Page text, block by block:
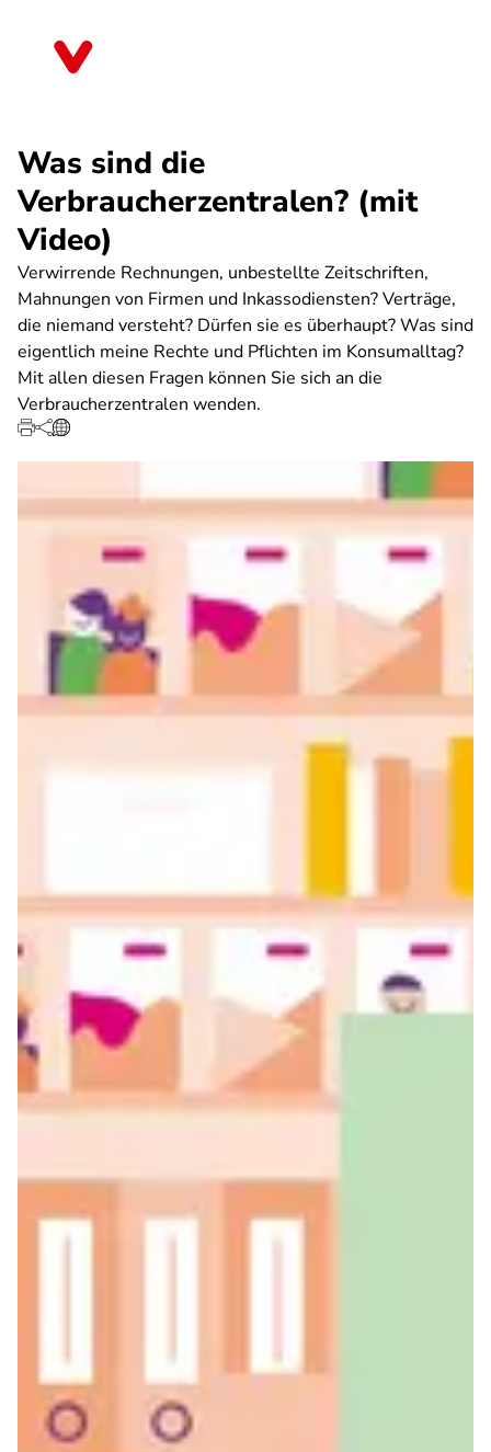
Was sind die
Verbraucherzentralen? (mit
Video)
Verwirrende Rechnungen, unbestellte Zeitschriften,
Mahnungen von Firmen und Inkassodiensten? Verträge,
die niemand versteht? Dürfen sie es überhaupt? Was sind
eigentlich meine Rechte und Pflichten im Konsumalltag?
Mit allen diesen Fragen können Sie sich an die
Verbraucherzentralen wenden.